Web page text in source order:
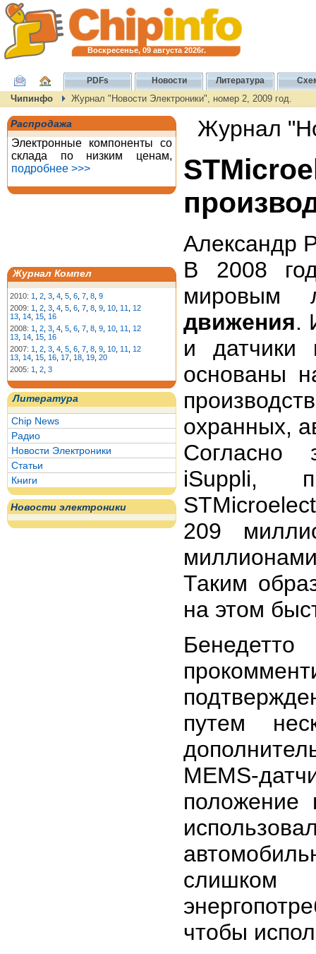
Воскресенье, 09 августа 2026г.
PDFs Новости Литература
Чипинфо Журнал "Новости Электроники", номер 2, 2009 год.
Распродажа
Электронные компоненты со
склада по низким ценам,
подробнее >>>
Журнал Компел
2010: 1 2 3 4 5 6 7 8 9
2009: 1 2 3 4 5 6 7 8 9 10 11
12
13 14 15 16
2008: 1 2 3 4 5 6 7 8 9 10 11
12
13 14 15 16
2007: 1 2 3 4 5 6 7 8 9 10 11
12
13 14 15 16 17 18 19 20
2005: 1 2 3
Литература
Chip News
Радио
Новости Электроники
Статьи
Книги
Новости электроники
Журнал
Александр
В 2008
мировым
движения.
и датчики
основаны
охранных,
Cогласно
iSuppli,
209
Таким
на этом
путем
MEMS-
чтобы